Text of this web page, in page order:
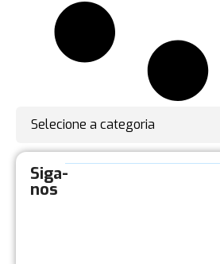
Selecione a categoria
Siga-
nos